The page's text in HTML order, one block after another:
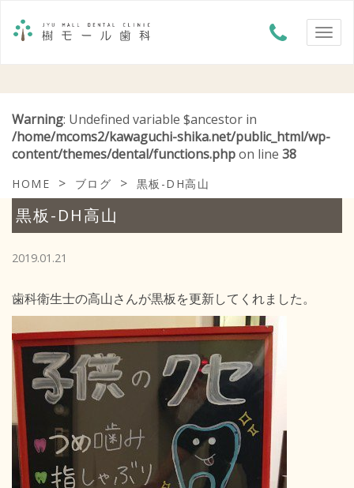
Warning: Undefined variable $ancestor in
/home/mcoms2/kawaguchi-shika.net/public_html/wp-
content/themes/dental/functions.phpon line 38
HOME > ブログ > 黒板-DH高山
黒板-DH高山
2019.01.21
歯科衛生士の高山さんが黒板を更新してくれました。